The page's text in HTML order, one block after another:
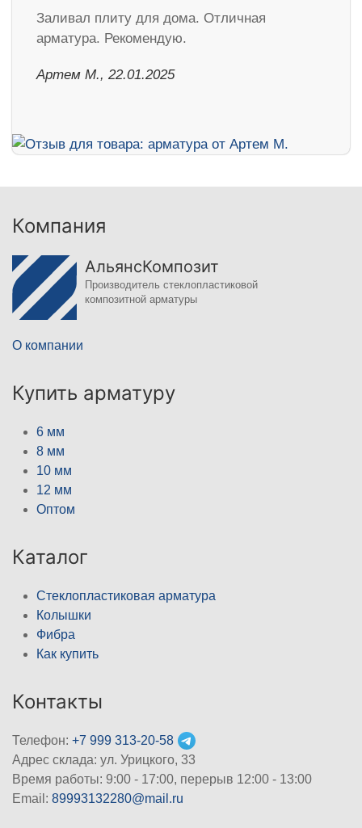
Заливал плиту для дома. Отличная
арматура. Рекомендую.
Артем М., 22.01.2025
Компания
АльянсКомпозит
Производитель стеклопластиковой
композитной арматуры
О компании
Купить арматуру
6 мм
8 мм
10 мм
12 мм
Оптом
Каталог
Стеклопластиковая арматура
Колышки
Фибра
Как купить
Контакты
Телефон: +7 999 313-20-58
Адрес склада: ул. Урицкого, 33
Время работы: 9:00 - 17:00, перерыв 12:00 - 13:00
Email: 89993132280@mail.ru